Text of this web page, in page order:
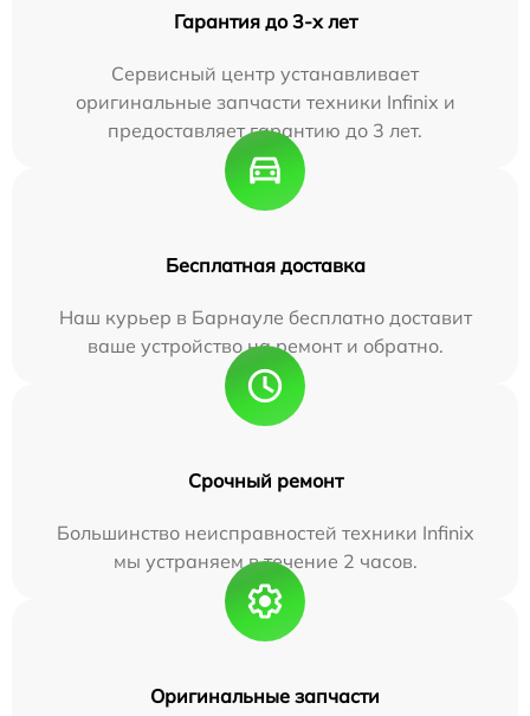
Гарантия до 3-х лет
Сервисный центр устанавливает
оригинальные запчасти техники Infinix и
предоставляет гарантию до 3 лет.
Бесплатная доставка
Наш курьер в Барнауле бесплатно доставит
ваше устройство на ремонт и обратно.
Срочный ремонт
Большинство неисправностей техники Infinix
мы устраняем в течение 2 часов.
Оригинальные запчасти